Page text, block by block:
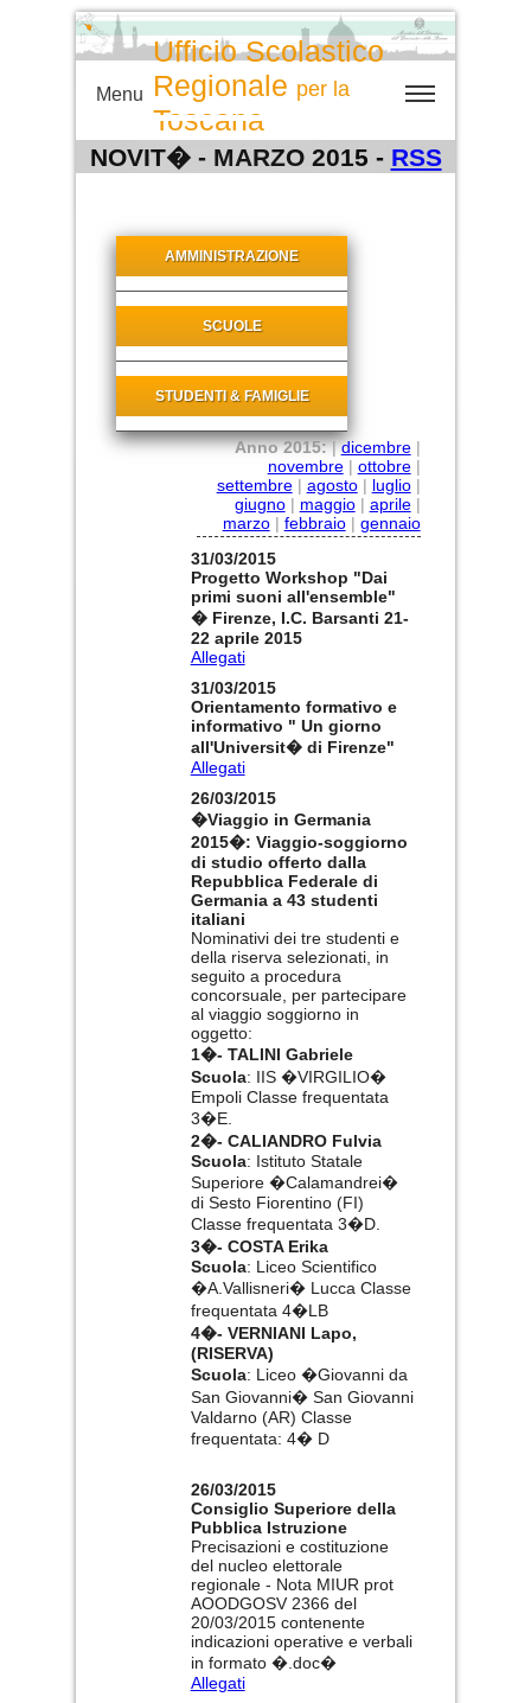
Ufficio Scolastico
Regionale per la
Toscana
Menu
NOVIT� - MARZO 2015 - RSS
AMMINISTRAZIONE
SCUOLE
STUDENTI & FAMIGLIE
Anno 2015:|dicembre|
novembre| ottobre|
settembre| agosto| luglio|
giugno| maggio| aprile|
marzo| febbraio| gennaio
31/03/2015
Progetto Workshop "Dai
primi suoni all'ensemble"
� Firenze, I.C. Barsanti 21-
22 aprile 2015
Allegati
31/03/2015
Orientamento formativo e
informativo " Un giorno
all'Universit� di Firenze"
Allegati
26/03/2015
�Viaggio in Germania
2015�: Viaggio-soggiorno
di studio offerto dalla
Repubblica Federale di
Germania a 43 studenti
italiani
Nominativi dei tre studenti e
della riserva selezionati, in
seguito a procedura
concorsuale, per partecipare
al viaggio soggiorno in
oggetto:
1�- TALINI Gabriele
Scuola: IIS �VIRGILIO�
Empoli Classe frequentata
3�E.
2�- CALIANDRO Fulvia
Scuola: Istituto Statale
Superiore �Calamandrei�
di Sesto Fiorentino (FI)
Classe frequentata 3�D.
3�- COSTA Erika
Scuola: Liceo Scientifico
�A.Vallisneri� Lucca Classe
frequentata 4�LB
4�- VERNIANI Lapo,
(RISERVA)
Scuola: Liceo �Giovanni da
San Giovanni� San Giovanni
Valdarno (AR) Classe
frequentata: 4� D
26/03/2015
Consiglio Superiore della
Pubblica Istruzione
Precisazioni e costituzione
del nucleo elettorale
regionale - Nota MIUR prot
AOODGOSV 2366 del
20/03/2015 contenente
indicazioni operative e verbali
in formato �.doc�
Allegati